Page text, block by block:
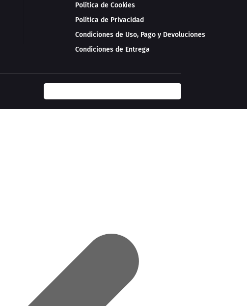
Política de Cookies
Política de Privacidad
Condiciones de Uso, Pago y Devoluciones
Condiciones de Entrega